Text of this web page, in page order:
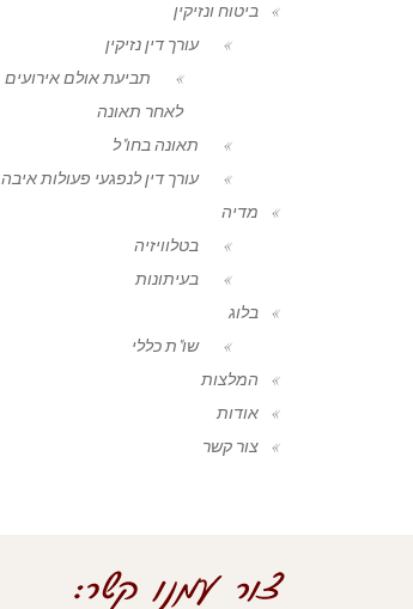
ביטוח ונזיקין
עורך דין נזיקין
תביעת אולם אירועים
לאחר תאונה
תאונה בחו"ל
עורך דין לנפגעי פעולות איבה
מדיה
בטלוויזיה
בעיתונות
בלוג
שו"ת כללי
המלצות
אודות
צור קשר